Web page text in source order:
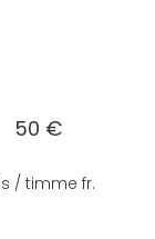
50 €
/ timme fr.